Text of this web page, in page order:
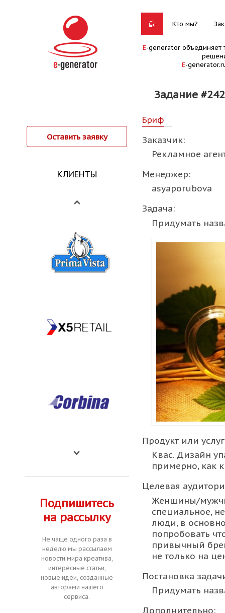
Кто мы?
E-generator объединяет
E-
Задание
Оставить заявку
КЛИЕНТЫ
Подпишитесь
на рассылку
Не чаще одного раза в
неделю мы рассылаем
новости мира креатива,
интересные статьи,
новые идеи, созданные
авторами нашего
сервиса.
Бриф
Заказчик:
Рекламное
Менеджер:
asyaporubova
Задача:
Придумать
Продукт или
Квас. Дизайн
примерно, как
Целевая
Женщины/
специальное,
люди, в
попробовать
привычный
не только на
Постановка
Придумать
Дополнительно: